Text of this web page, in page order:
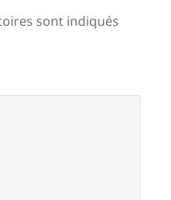
sont indiqués